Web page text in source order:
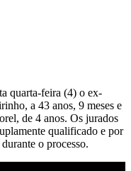
quarta-feira (4) o ex-
a 43 anos, 9 meses e
de 4 anos. Os jurados
qualificado e por
o processo.